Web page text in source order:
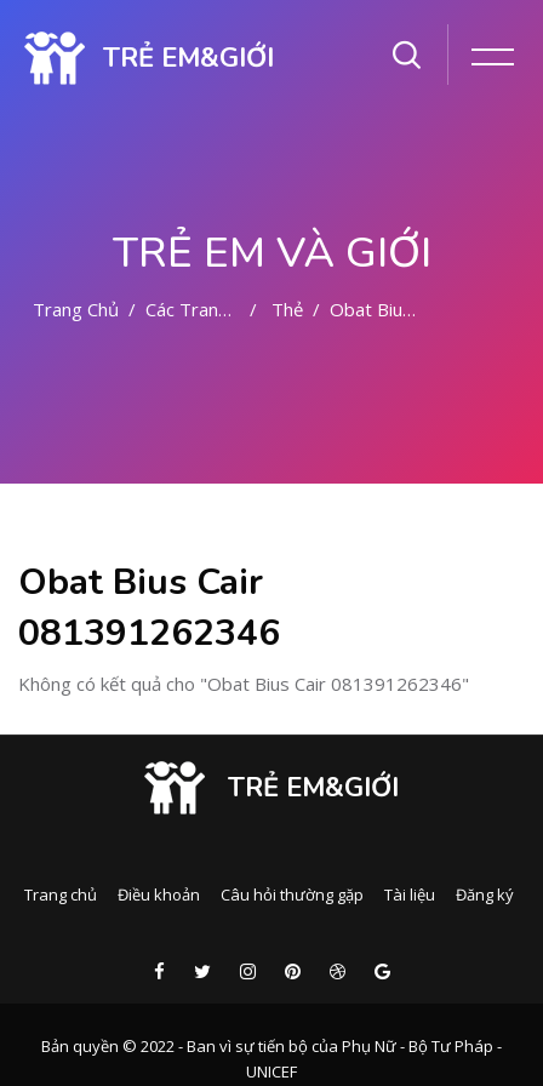
TRẺ EM&GIỚI
TRẺ EM VÀ GIỚI
Trang Chủ Các Trang Của Hệ Thống Thẻ Obat Bius Cair 081391262346
Obat Bius Cair
081391262346
Không có kết quả cho "Obat Bius Cair 081391262346"
TRẺ EM&GIỚI
Trang chủ Điều khoản Câu hỏi thường gặp Tài liệu Đăng ký
Bản quyền © 2022 - Ban vì sự tiến bộ của Phụ Nữ - Bộ Tư Pháp -
UNICEF